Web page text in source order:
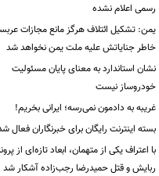
رسمی اعلام نشده
یمن: تشکیل ائتلاف هرگز مانع مجازات
خاطر جنایاتش علیه ملت یمن نخواهد شد
نشان استاندارد به معنای پایان مسئولیت
خودروساز نیست
غریبه به دادمون نمی‌رسه؛ ایرانی بخریم!
بسته اینترنت رایگان برای خبرنگاران فعال
با اعتراف یکی از متهمان، ابعاد تازه‌ای از
ربایش و قتل حمیدرضا رجب‌زاده آشکار شد